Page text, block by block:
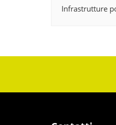
Infrastrutture